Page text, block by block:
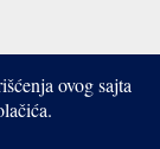
ovog sajta